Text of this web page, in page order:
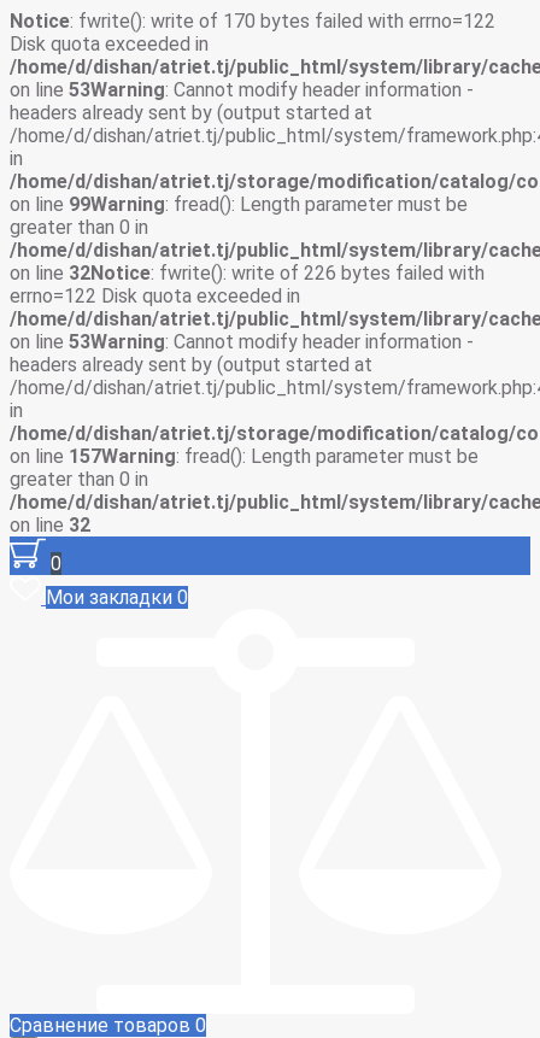
Notice: fwrite(): write of 170 bytes failed with errno=122
Disk quota exceeded in
/home/d/dishan/atriet.tj/public_html/system/library/
on line 53Warning: Cannot modify header information -
headers already sent by (output started at
/home/d/dishan/atriet.tj/public_html/system/
in
/home/d/dishan/atriet.tj/storage/modification/catalog/
on line 99Warning: fread(): Length parameter must be
greater than 0 in
/home/d/dishan/atriet.tj/public_html/system/library/
on line 32Notice: fwrite(): write of 226 bytes failed with
errno=122 Disk quota exceeded in
/home/d/dishan/atriet.tj/public_html/system/library/
on line 53Warning: Cannot modify header information -
headers already sent by (output started at
/home/d/dishan/atriet.tj/public_html/system/
in
/home/d/dishan/atriet.tj/storage/modification/catalog/
on line 157Warning: fread(): Length parameter must be
greater than 0 in
/home/d/dishan/atriet.tj/public_html/system/library/
on line 32
0
Мои закладки 0
Сравнение товаров 0